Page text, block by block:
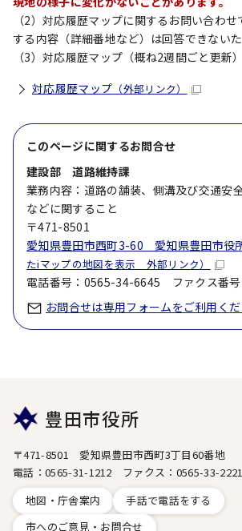
（2）対応履歴マップに関するお問い合わ
する内容（詳細番地など）は回答できない
（3）対応履歴マップ（概ね2週間ごと更新）
対応履歴マップ （外部リンク）
このページに関するお問合せ
建設部 道路維持課
業務内容：道路の舗装、側溝及び交通安
などに関すること
〒471-8501
愛知県豊田市西町3-60 愛知県豊田市役
たiマップの地図を表示 外部リンク）
電話番号：0565-34-6645 ファクス番
お問合せは専用フォームをご利用くだ
豊田市役所
〒471-8501 愛知県豊田市西町3丁目60番地
電話：0565-31-1212 ファクス：0565-33-2221
地図・庁舎案内
手話で電話をする
市へのご意見・お問合せ